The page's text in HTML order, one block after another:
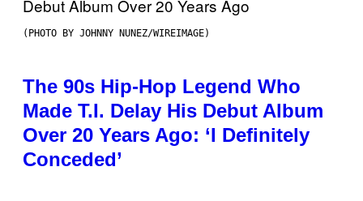
(PHOTO BY JOHNNY NUNEZ/WIREIMAGE)
The 90s Hip-Hop Legend Who
Made T.I. Delay His Debut Album
Over 20 Years Ago: ‘I Definitely
Conceded’